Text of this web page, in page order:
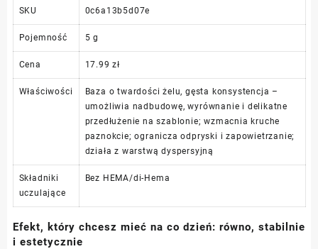
SKU 0c6a13b5d07e
Pojemność 5 g
Cena 17.99 zł
Właściwości
Baza o twardości żelu, gęsta konsystencja –
umożliwia nadbudowę, wyrównanie i delikatne
przedłużenie na szablonie; wzmacnia kruche
paznokcie; ogranicza odpryski i zapowietrzanie;
działa z warstwą dyspersyjną
Składniki
uczulające
Bez HEMA/di-Hema
Efekt, który chcesz mieć na co dzień: równo, stabilnie
i estetycznie